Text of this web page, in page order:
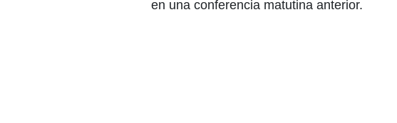
en una conferencia matutina anterior.